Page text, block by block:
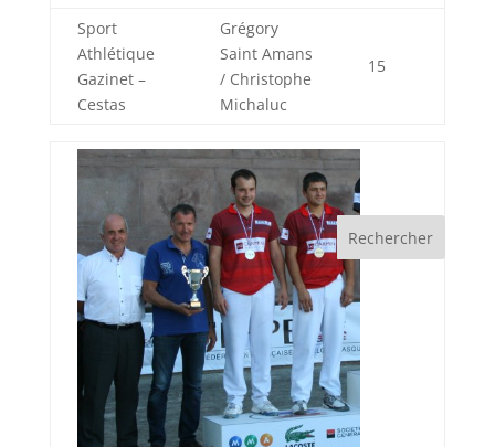
Sport
Athlétique
Gazinet –
Cestas
Grégory
Saint Amans
/ Christophe
Michaluc
15